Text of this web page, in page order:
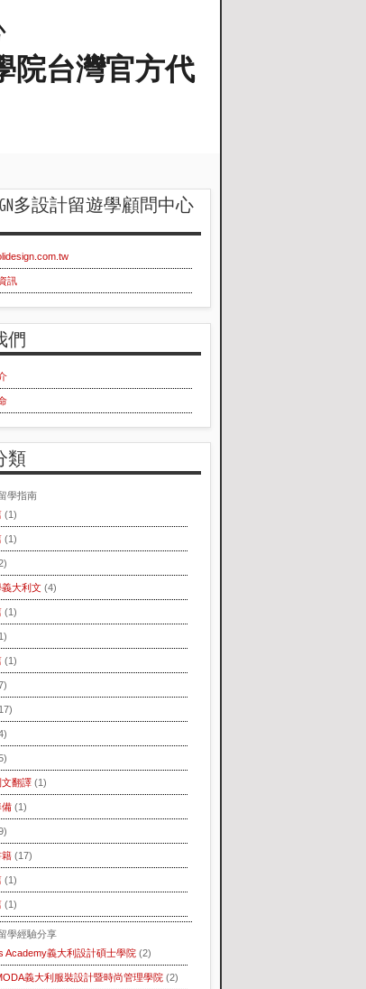
學院台灣官方代
多設計留遊學顧問中心
訊
們
類
學指南
(1)
(1)
大利文 (4)
(1)
(1)
翻譯 (1)
備 (1)
籍 (17)
(1)
(1)
學經驗分享
Academy義大利設計碩士學院 (2)
義大利服裝設計暨時尚管理學院 (2)